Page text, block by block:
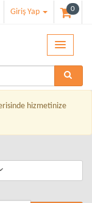
Giriş Yap 0
hizmetinize